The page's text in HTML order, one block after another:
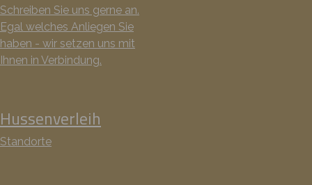
Schreiben Sie uns gerne an.
Egal welches Anliegen Sie
haben - wir setzen uns mit
Ihnen in Verbindung.
Hussenverleih
Standorte